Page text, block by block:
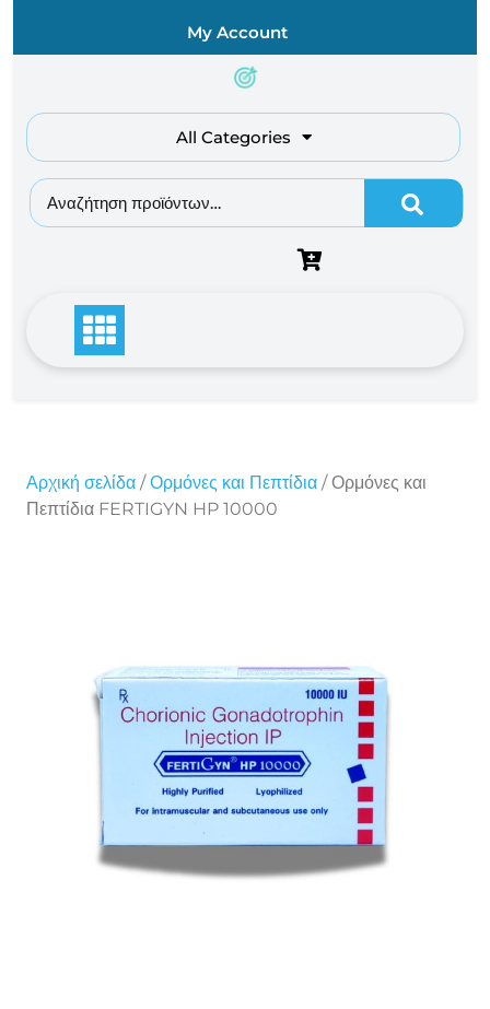
My Account
All Categories
Αναζήτηση για:
Αρχική σελίδα /Ορμόνες και Πεπτίδια / Ορμόνες και
Πεπτίδια FERTIGYN HP 10000